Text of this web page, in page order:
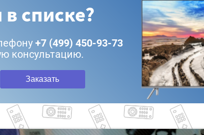
списке?
+7 (499) 450-93-73
консультацию.
Заказать